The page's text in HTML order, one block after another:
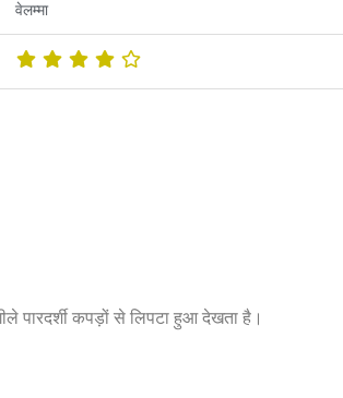
वेलम्मा
पारदर्शी कपड़ों से लिपटा हुआ देखता है।